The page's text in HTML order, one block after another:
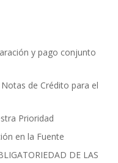
y pago conjunto
de Crédito para el
Prioridad
en la Fuente
DE LAS